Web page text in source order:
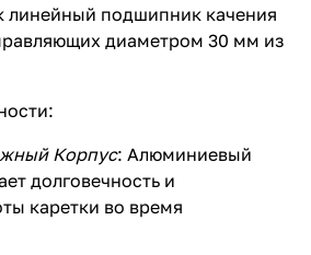
линейный подшипник качения
диаметром 30 мм из
Корпус: Алюминиевый
долговечность и
каретки во время